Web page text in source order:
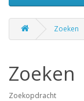
Zoeken
Zoeken
Zoekopdracht